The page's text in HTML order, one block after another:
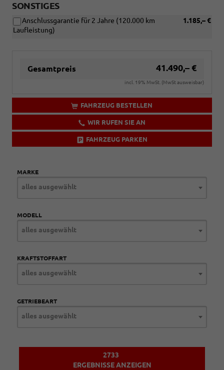
SONSTIGES
1.185,– €
Anschlussgarantie für 2 Jahre (120.000 km
Laufleistung)
Gesamtpreis 41.490,– €
incl. 19% MwSt. (MwSt ausweisbar)
FAHRZEUG BESTELLEN
WIR RUFEN SIE AN
FAHRZEUG PARKEN
MARKE
alles ausgewählt
MODELL
alles ausgewählt
KRAFTSTOFFART
alles ausgewählt
GETRIEBEART
alles ausgewählt
2733
ERGEBNISSE ANZEIGEN